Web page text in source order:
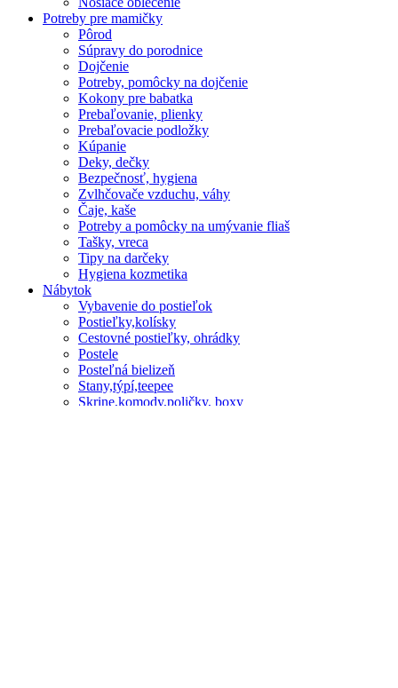
Potreby pre mamičky
Pôrod
Súpravy do porodnice
Dojčenie
Potreby, pomôcky na dojčenie
Kokony pre babatka
Prebaľovanie, plienky
Prebaľovacie podložky
Kúpanie
Deky, dečky
Bezpečnosť, hygiena
Zvlhčovače vzduchu, váhy
Čaje, kaše
Potreby a pomôcky na umývanie fliaš
Tašky, vreca
Tipy na darčeky
Hygiena kozmetika
Nábytok
Vybavenie do postieľok
Postieľky,kolísky
Cestovné postieľky, ohrádky
Postele
Posteľná bielizeň
Stany,týpí,teepee
Skrine,komody,poličky, boxy